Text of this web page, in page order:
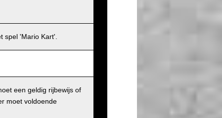
spel 'Mario Kart'.
een geldig rijbewijs of
moet voldoende